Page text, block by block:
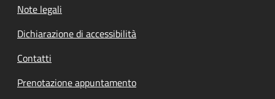
Note legali
Dichiarazione di accessibilità
Contatti
Prenotazione appuntamento